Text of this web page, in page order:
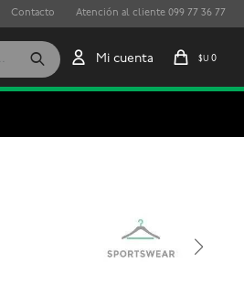
$U 0
Contacto Atención al cliente 099 77 36 77